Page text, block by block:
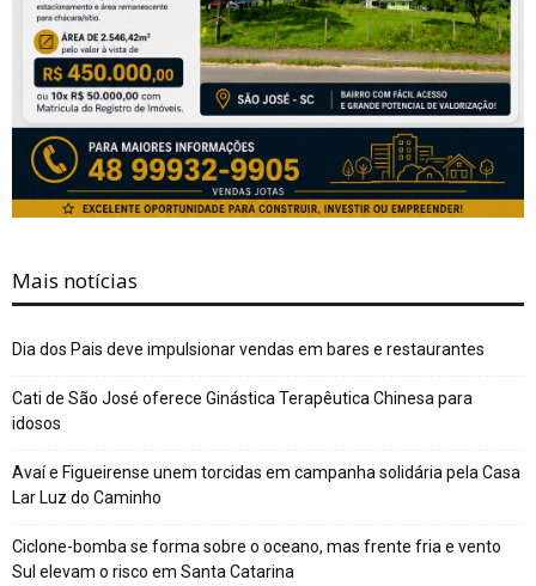
Mais notícias
Dia dos Pais deve impulsionar vendas em bares e restaurantes
Cati de São José oferece Ginástica Terapêutica Chinesa para
idosos
Avaí e Figueirense unem torcidas em campanha solidária pela Casa
Lar Luz do Caminho
Ciclone-bomba se forma sobre o oceano, mas frente fria e vento
Sul elevam o risco em Santa Catarina